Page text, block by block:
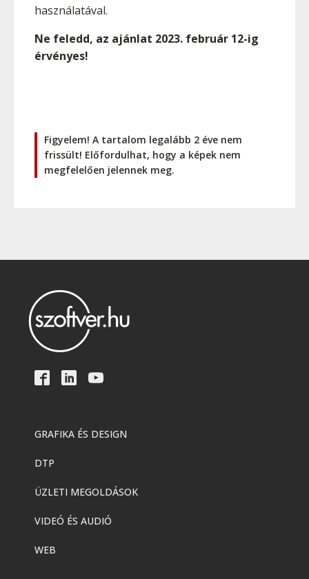
használatával.
Ne feledd, az ajánlat 2023. február 12-ig
érvényes!
Figyelem! A tartalom legalább 2 éve nem
frissült! Előfordulhat, hogy a képek nem
megfelelően jelennek meg.
GRAFIKA ÉS DESIGN
DTP
ÜZLETI MEGOLDÁSOK
VIDEÓ ÉS AUDIÓ
WEB